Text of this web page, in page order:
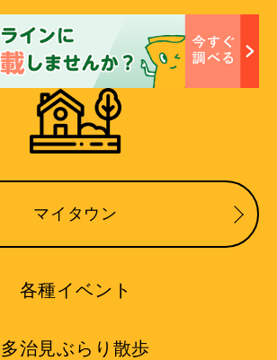
マイタウン
各種イベント
多治見ぶらり散歩